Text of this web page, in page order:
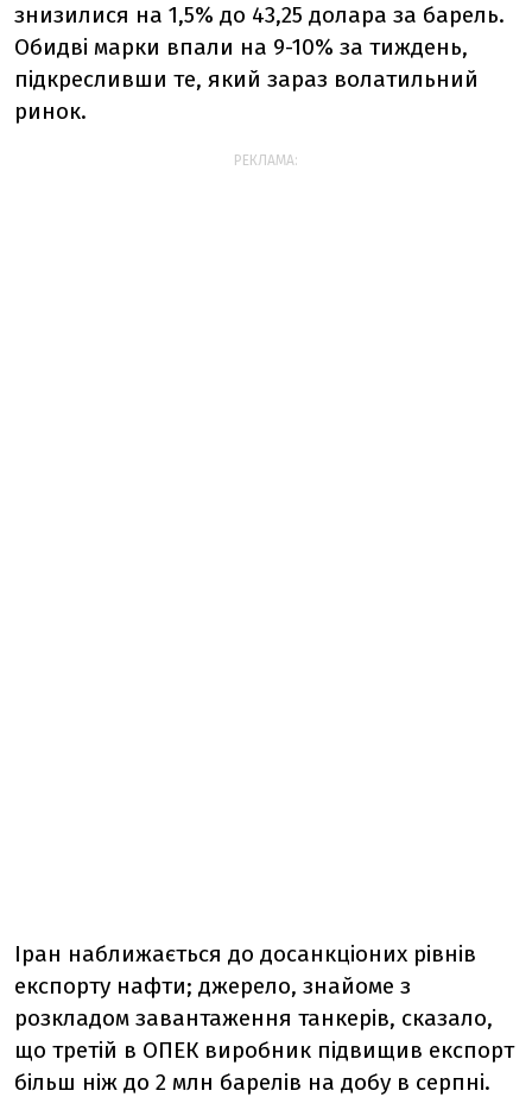
знизилися на 1,5% до 43,25 долара за барель.
Обидві марки впали на 9-10% за тиждень,
підкресливши те, який зараз волатильний
ринок.
РЕКЛАМА:
Іран наближається до досанкціоних рівнів
експорту нафти; джерело, знайоме з
розкладом завантаження танкерів, сказало,
що третій в ОПЕК виробник підвищив експорт
більш ніж до 2 млн барелів на добу в серпні.